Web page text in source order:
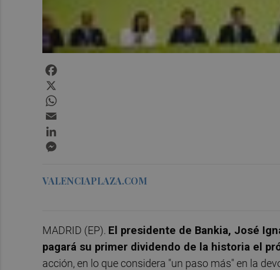
VALENCIAPLAZA.COM
MADRID (EP). El presidente de Bankia, José
pagará su primer dividendo de la historia el
acción, en lo que considera "un paso más" en la